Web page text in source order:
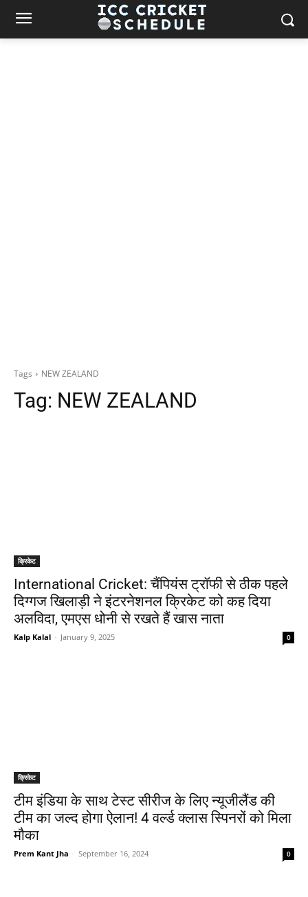
Tags NEW ZEALAND
Tag: NEW ZEALAND
क्रिकेट
International Cricket: चैंपियंस ट्रॉफी से ठीक पहले
दिग्गज खिलाड़ी ने इंटरनेशनल क्रिकेट को कह दिया
अलविदा, एमएस धोनी से रखते हैं खास नाता
Kalp Kalal - January 9, 2025 0
क्रिकेट
टीम इंडिया के साथ टेस्ट सीरीज के लिए न्यूजीलैंड की
टीम का जल्द होगा ऐलान! 4 वर्ल्ड क्लास स्पिनरों को मिला
मौका
Prem Kant Jha - September 16, 2024 0